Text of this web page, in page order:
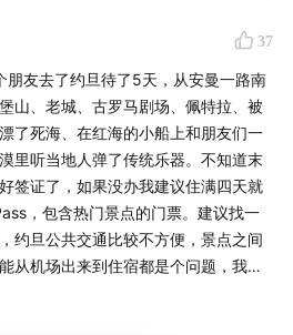
afterschool
后after school
平台为我们的创作发电：
苹果播客（请科学/上网）、爱发
云、小宇宙、喜马拉雅、QQ音
37
朋友去了约旦待了5天，从安曼一路南
山、老城、古罗马剧场、佩特拉、被
了死海、在红海的小船上和朋友们一
里听当地人弹了传统乐器。不知道末
签证了，如果没办我建议住满四天就
，包含热门景点的门票。建议找一
约旦公共交通比较不方便，景点之间
从机场出来到住宿都是个问题，我们
个人5天四晚大概6000RMB全程跟车